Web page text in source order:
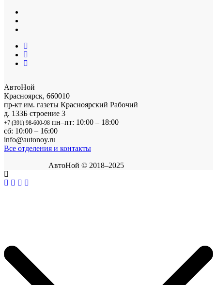
АвтоНой
Красноярск, 660010
пр-кт им. газеты Красноярский Рабочий
д. 133Б строение 3
+7 (391) 98-600-98 пн–пт: 10:00 – 18:00
сб: 10:00 – 16:00
info@autonoy.ru
Все отделения и контакты
АвтоНой © 2018–2025